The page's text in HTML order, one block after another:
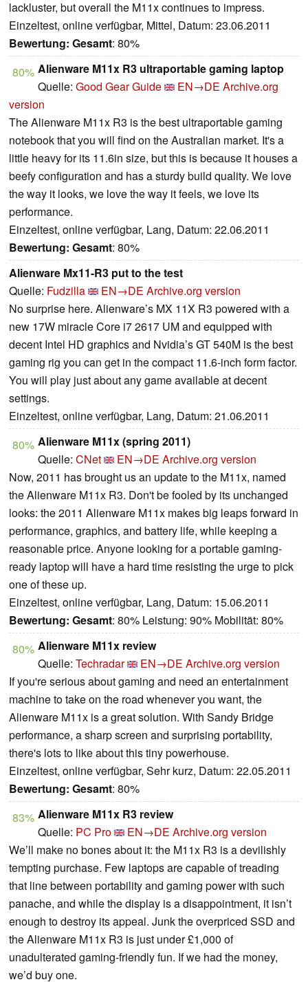
lackluster, but overall the M11x continues to impress.
Einzeltest, online verfügbar, Mittel, Datum: 23.06.2011
Bewertung: Gesamt: 80%
80% Alienware M11x R3 ultraportable gaming laptop
Quelle: Good Gear Guide EN→DE Archive.org
version
The Alienware M11x R3 is the best ultraportable gaming
notebook that you will find on the Australian market. It's a
little heavy for its 11.6in size, but this is because it houses a
beefy configuration and has a sturdy build quality. We love
the way it looks, we love the way it feels, we love its
performance.
Einzeltest, online verfügbar, Lang, Datum: 22.06.2011
Bewertung: Gesamt: 80%
Alienware Mx11-R3 put to the test
Quelle: Fudzilla EN→DE Archive.org version
No surprise here. Alienware’s MX 11X R3 powered with a
new 17W miracle Core i7 2617 UM and equipped with
decent Intel HD graphics and Nvidia’s GT 540M is the best
gaming rig you can get in the compact 11.6-inch form factor.
You will play just about any game available at decent
settings.
Einzeltest, online verfügbar, Lang, Datum: 21.06.2011
80% Alienware M11x (spring 2011)
Quelle: CNet EN→DE Archive.org version
Now, 2011 has brought us an update to the M11x, named
the Alienware M11x R3. Don't be fooled by its unchanged
looks: the 2011 Alienware M11x makes big leaps forward in
performance, graphics, and battery life, while keeping a
reasonable price. Anyone looking for a portable gaming-
ready laptop will have a hard time resisting the urge to pick
one of these up.
Einzeltest, online verfügbar, Lang, Datum: 15.06.2011
Bewertung: Gesamt: 80% Leistung: 90% Mobilität: 80%
80% Alienware M11x review
Quelle: Techradar EN→DE Archive.org version
If you're serious about gaming and need an entertainment
machine to take on the road whenever you want, the
Alienware M11x is a great solution. With Sandy Bridge
performance, a sharp screen and surprising portability,
there's lots to like about this tiny powerhouse.
Einzeltest, online verfügbar, Sehr kurz, Datum: 22.05.2011
Bewertung: Gesamt: 80%
83% Alienware M11x R3 review
Quelle: PC Pro EN→DE Archive.org version
We’ll make no bones about it: the M11x R3 is a devilishly
tempting purchase. Few laptops are capable of treading
that line between portability and gaming power with such
panache, and while the display is a disappointment, it isn’t
enough to destroy its appeal. Junk the overpriced SSD and
the Alienware M11x R3 is just under £1,000 of
unadulterated gaming-friendly fun. If we had the money,
we’d buy one.